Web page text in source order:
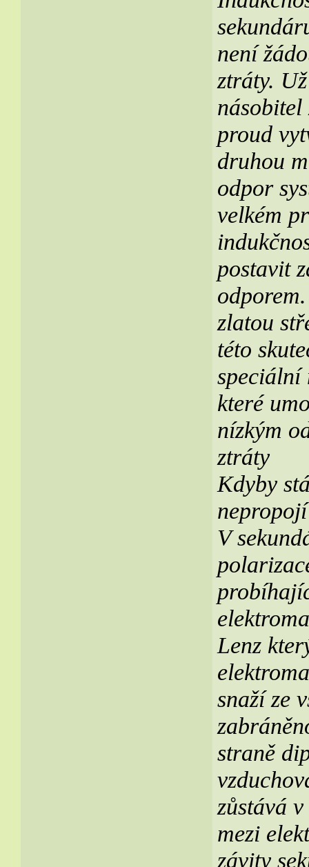
není
ztráty.
proud
druhou
odpor
velkém
postavit
zlatou
této
speciální
které
nízkým
ztráty
Kdyby
V
Lenz
snaží ze
straně
zůstává
mezi
závity